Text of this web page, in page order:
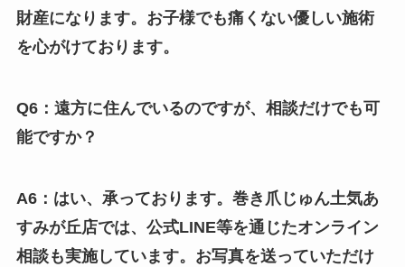
財産になります。お子様でも痛くない優しい施術
を心がけております。
Q6：遠方に住んでいるのですが、相談だけでも可
能ですか？
A6：はい、承っております。巻き爪じゅん土気あ
すみが丘店では、公式LINE等を通じたオンライン
相談も実施しています。お写真を送っていただけ